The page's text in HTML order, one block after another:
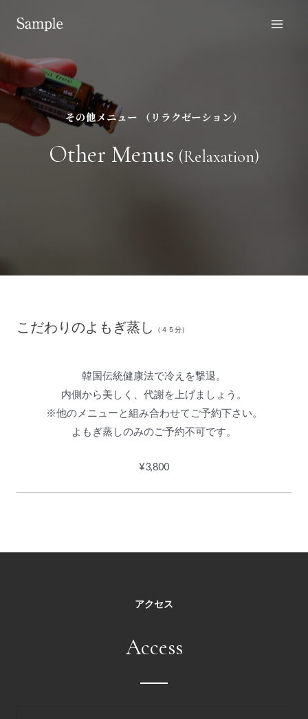
その他メニュー （リラクゼーション）
Other Menus (Relaxation)
こだわりのよもぎ蒸し （４５分）
韓国伝統健康法で冷えを撃退。
内側から美しく、代謝を上げましょう。
※他のメニューと組み合わせてご予約下さい。
よもぎ蒸しのみのご予約不可です。
¥3,800
アクセス
Access